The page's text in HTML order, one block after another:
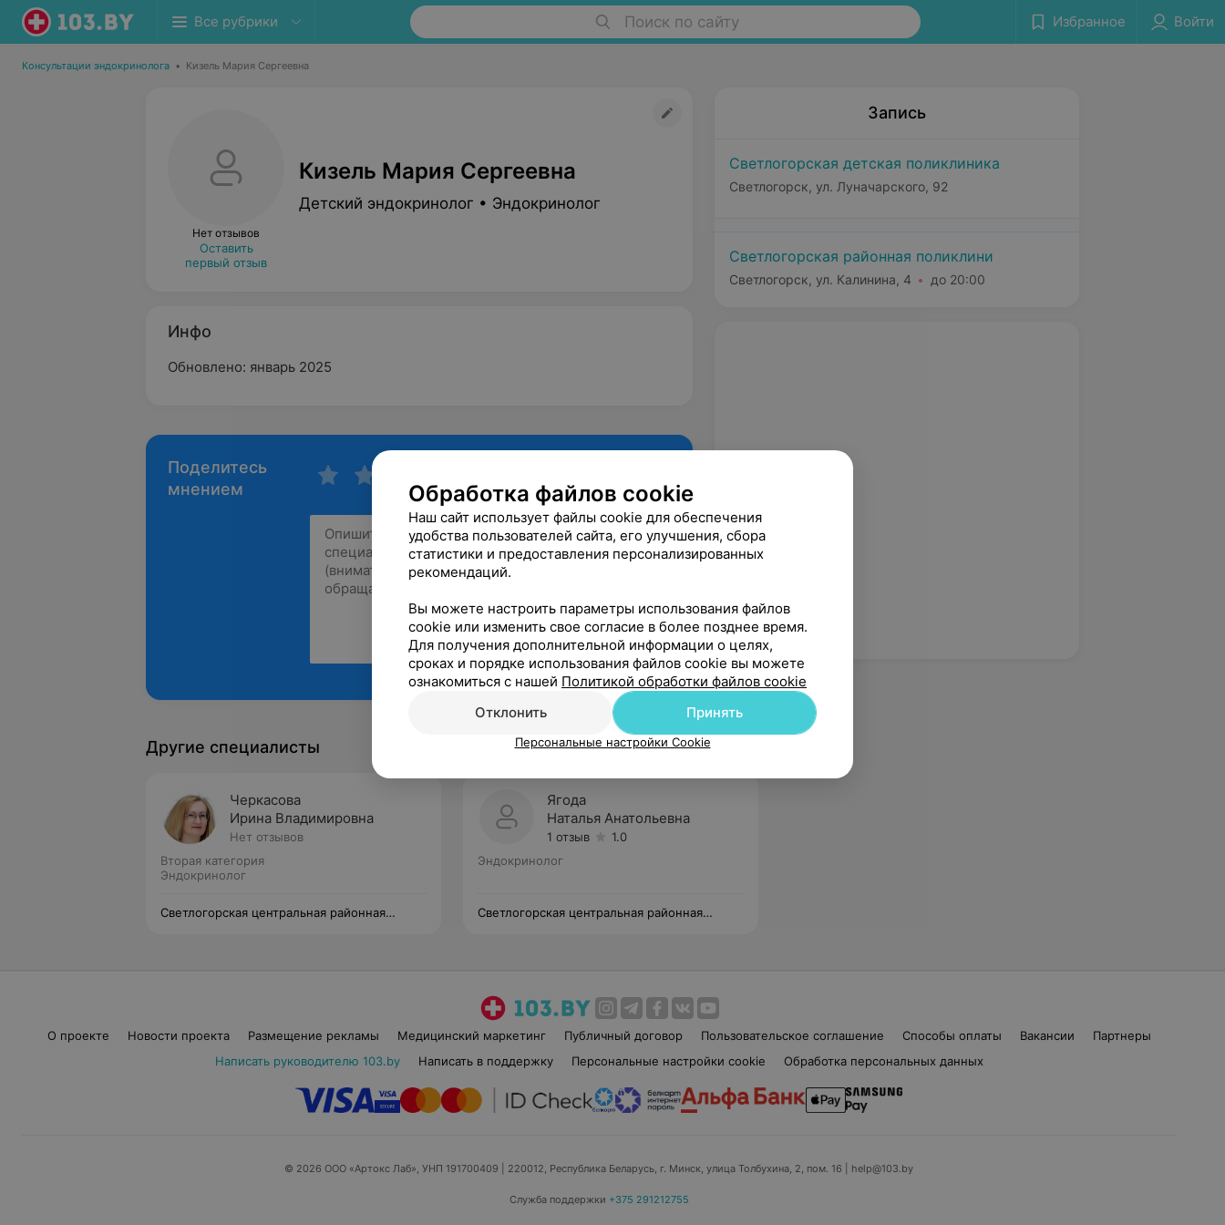
Все рубрики Поиск по сайту Избранное Войти
Консультации эндокринолога • Кизель Мария Сергеевна
Нет отзывов
Оставить
первый отзыв
Кизель Мария Сергеевна
Детский эндокринолог • Эндокринолог
Инфо
Обновлено: январь 2025
Поделитесь
мнением
Рекомендую
Запись
Светлогорская детская поликлиника
Светлогорск, ул. Луначарского, 92
Светлогорская районная поликлини
Светлогорск, ул. Калинина, 4 до 20:00
Другие специалисты
Черкасова
Ирина Владимировна
Нет отзывов
Вторая категория
Эндокринолог
Светлогорская центральная районная
Ягода
Наталья Анатольевна
1 отзыв
1.0
Эндокринолог
Светлогорская центральная районная
О проекте Новости проекта Размещение рекламы Медицинский маркетинг Публичный договор Пользовательское соглашение Способы оплаты Вакансии
Партнеры
Написать руководителю 103.by
Написать в поддержку Персональные настройки cookie Обработка персональных данных
© 2026 ООО «Артокс Лаб», УНП 191700409 | 220012, Республика Беларусь, г. Минск, улица Толбухина, 2, пом. 16 | help@103.by
Служба поддержки +375 291212755
Обработка файлов cookie
Наш сайт использует файлы cookie для обеспечения
удобства пользователей сайта, его улучшения, сбора
статистики и предоставления персонализированных
рекомендаций.
Вы можете настроить параметры использования файлов
cookie или изменить свое согласие в более позднее время.
Для получения дополнительной информации о целях,
сроках и порядке использования файлов cookie вы можете
ознакомиться с нашей Политикой обработки файлов cookie
Отклонить
Принять
Персональные настройки Cookie